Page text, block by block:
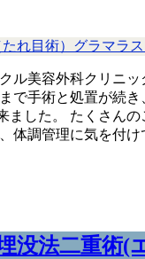
れ目術）グラマラ
ル美容外科クリニ
で手術と処置が続き
ました。 たくさんの
体調管理に気を付け
没法二重術(